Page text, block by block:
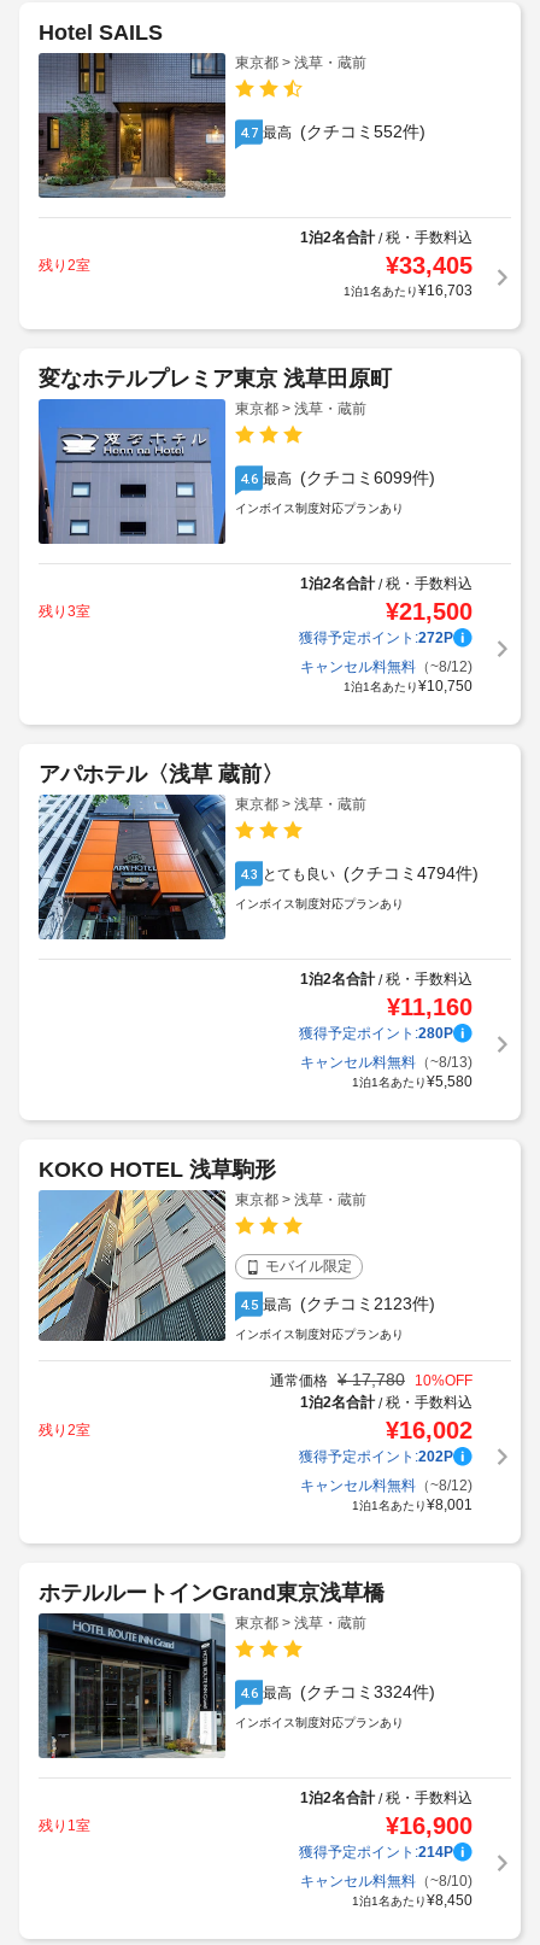
Hotel SAILS
東京都 > 浅草・蔵前
4.7 最高 (クチコミ552件)
1泊2名合計/税・手数料込
残り2室
¥33,405
1泊1名あたり¥16,703
変なホテルプレミア東京 浅草田原町
東京都 > 浅草・蔵前
4.6 最高 (クチコミ6099件)
インボイス制度対応プランあり
1泊2名合計/税・手数料込
残り3室
¥21,500
獲得予定ポイント:272P
キャンセル料無料（~8/12)
1泊1名あたり¥10,750
アパホテル〈浅草 蔵前〉
東京都 > 浅草・蔵前
4.3 とても良い (クチコミ4794件)
インボイス制度対応プランあり
1泊2名合計/税・手数料込
¥11,160
獲得予定ポイント:280P
キャンセル料無料（~8/13)
1泊1名あたり¥5,580
KOKO HOTEL 浅草駒形
東京都 > 浅草・蔵前
モバイル限定
4.5 最高 (クチコミ2123件)
インボイス制度対応プランあり
通常価格 ¥ 17,780 10%OFF
1泊2名合計/税・手数料込
残り2室
¥16,002
獲得予定ポイント:202P
キャンセル料無料（~8/12)
1泊1名あたり¥8,001
ホテルルートインGrand東京浅草橋
東京都 > 浅草・蔵前
4.6 最高 (クチコミ3324件)
インボイス制度対応プランあり
1泊2名合計/税・手数料込
残り1室
¥16,900
獲得予定ポイント:214P
キャンセル料無料（~8/10)
1泊1名あたり¥8,450